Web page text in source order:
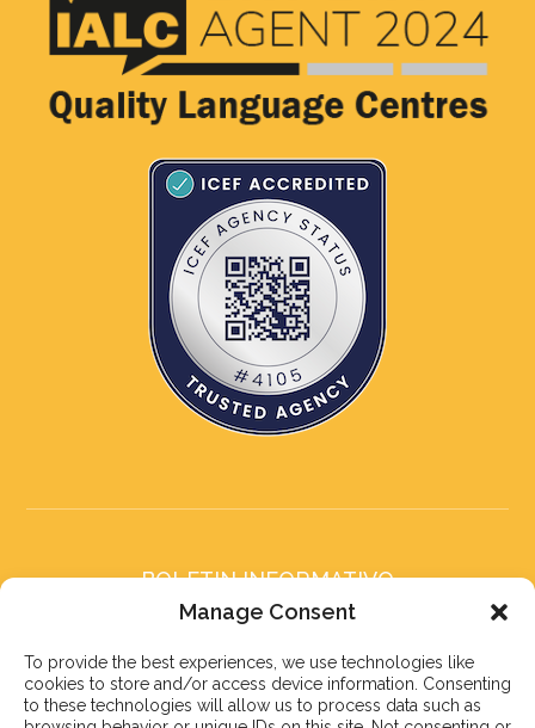
Manage Consent
To provide the best experiences, we use technologies like
cookies to store and/or access device information. Consenting
to these technologies will allow us to process data such as
BOLETIN INFORMATIVO
Suscríbete a nuestro boletín